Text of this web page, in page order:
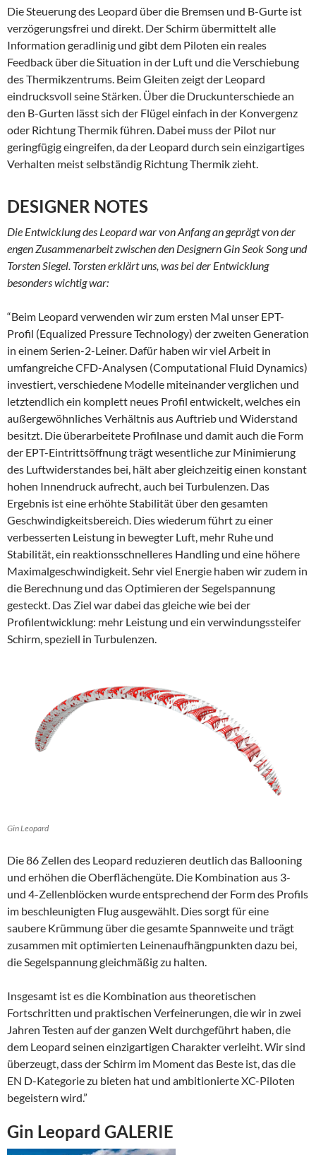
Die Steuerung des Leopard über die Bremsen und B-Gurte ist
verzögerungsfrei und direkt. Der Schirm übermittelt alle
Information geradlinig und gibt dem Piloten ein reales
Feedback über die Situation in der Luft und die Verschiebung
des Thermikzentrums. Beim Gleiten zeigt der Leopard
eindrucksvoll seine Stärken. Über die Druckunterschiede an
den B-Gurten lässt sich der Flügel einfach in der Konvergenz
oder Richtung Thermik führen. Dabei muss der Pilot nur
geringfügig eingreifen, da der Leopard durch sein einzigartiges
Verhalten meist selbständig Richtung Thermik zieht.
DESIGNER NOTES
Die Entwicklung des Leopard war von Anfang an geprägt von der
engen Zusammenarbeit zwischen den Designern Gin Seok Song und
Torsten Siegel. Torsten erklärt uns, was bei der Entwicklung
besonders wichtig war:
“Beim Leopard verwenden wir zum ersten Mal unser EPT-
Profil (Equalized Pressure Technology) der zweiten Generation
in einem Serien-2-Leiner. Dafür haben wir viel Arbeit in
umfangreiche CFD-Analysen (Computational Fluid Dynamics)
investiert, verschiedene Modelle miteinander verglichen und
letztendlich ein komplett neues Profil entwickelt, welches ein
außergewöhnliches Verhältnis aus Auftrieb und Widerstand
besitzt. Die überarbeitete Profilnase und damit auch die Form
der EPT-Eintrittsöffnung trägt wesentliche zur Minimierung
des Luftwiderstandes bei, hält aber gleichzeitig einen konstant
hohen Innendruck aufrecht, auch bei Turbulenzen. Das
Ergebnis ist eine erhöhte Stabilität über den gesamten
Geschwindigkeitsbereich. Dies wiederum führt zu einer
verbesserten Leistung in bewegter Luft, mehr Ruhe und
Stabilität, ein reaktionsschnelleres Handling und eine höhere
Maximalgeschwindigkeit. Sehr viel Energie haben wir zudem in
die Berechnung und das Optimieren der Segelspannung
gesteckt. Das Ziel war dabei das gleiche wie bei der
Profilentwicklung: mehr Leistung und ein verwindungssteifer
Schirm, speziell in Turbulenzen.
Gin Leopard
Die 86 Zellen des Leopard reduzieren deutlich das Ballooning
und erhöhen die Oberflächengüte. Die Kombination aus 3-
und 4-Zellenblöcken wurde entsprechend der Form des Profils
im beschleunigten Flug ausgewählt. Dies sorgt für eine
saubere Krümmung über die gesamte Spannweite und trägt
zusammen mit optimierten Leinenaufhängpunkten dazu bei,
die Segelspannung gleichmäßig zu halten.
Insgesamt ist es die Kombination aus theoretischen
Fortschritten und praktischen Verfeinerungen, die wir in zwei
Jahren Testen auf der ganzen Welt durchgeführt haben, die
dem Leopard seinen einzigartigen Charakter verleiht. Wir sind
überzeugt, dass der Schirm im Moment das Beste ist, das die
EN D-Kategorie zu bieten hat und ambitionierte XC-Piloten
begeistern wird.”
Gin Leopard GALERIE